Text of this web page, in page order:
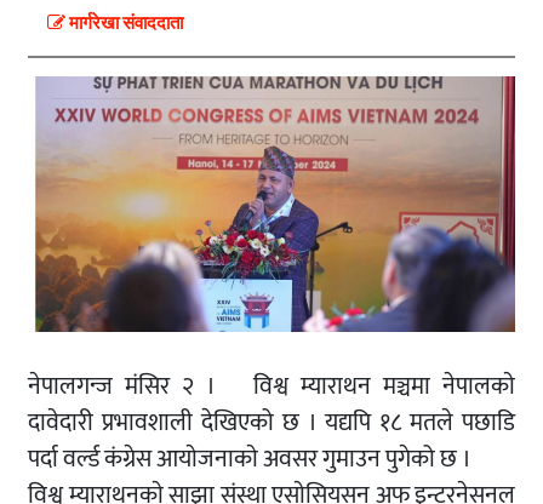
मार्गरेखा संवाददाता
नेपालगन्ज मंसिर २ । विश्व म्याराथन मञ्चमा नेपालकाे
दावेदारी प्रभावशाली देखिएको छ । यद्यपि १८ मतले पछाडि
पर्दा वर्ल्ड कंग्रेस आयाेजनाकाे अवसर गुमाउन पुगेको छ ।